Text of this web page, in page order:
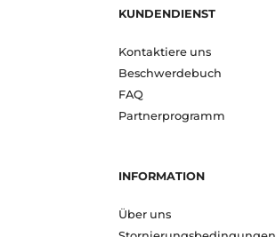
KUNDENDIENST
Kontaktiere uns
Beschwerdebuch
FAQ
Partnerprogramm
INFORMATION
Über uns